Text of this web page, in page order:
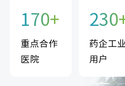
170+
重点合作
医院
230
药企工业
用户